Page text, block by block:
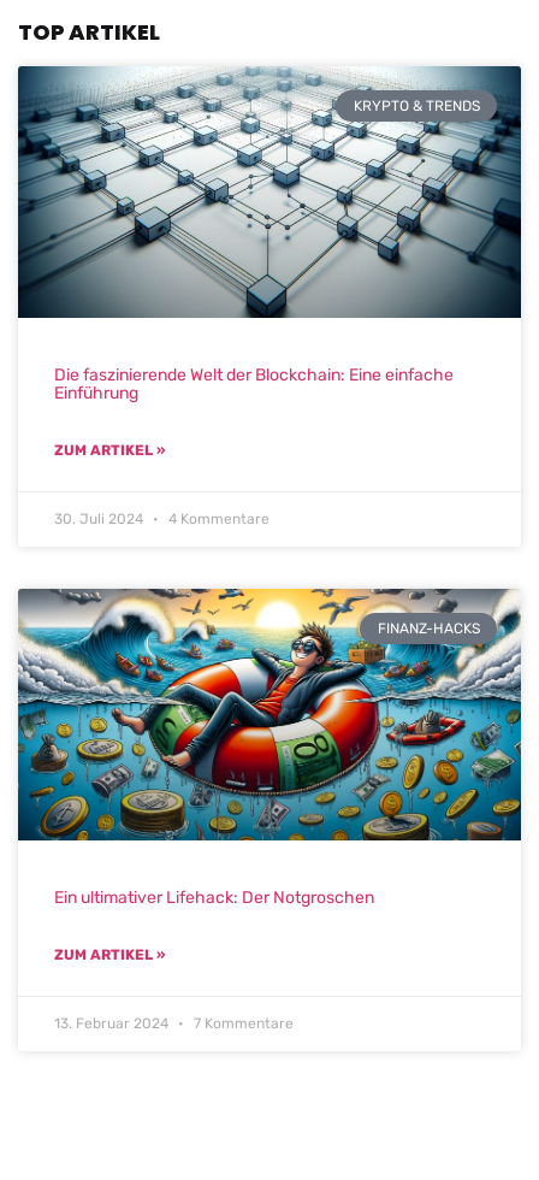
TOP ARTIKEL
KRYPTO & TRENDS
Die faszinierende Welt der Blockchain: Eine einfache
Einführung
ZUM ARTIKEL »
30. Juli 2024 4 Kommentare
FINANZ-HACKS
Ein ultimativer Lifehack: Der Notgroschen
ZUM ARTIKEL »
13. Februar 2024 7 Kommentare